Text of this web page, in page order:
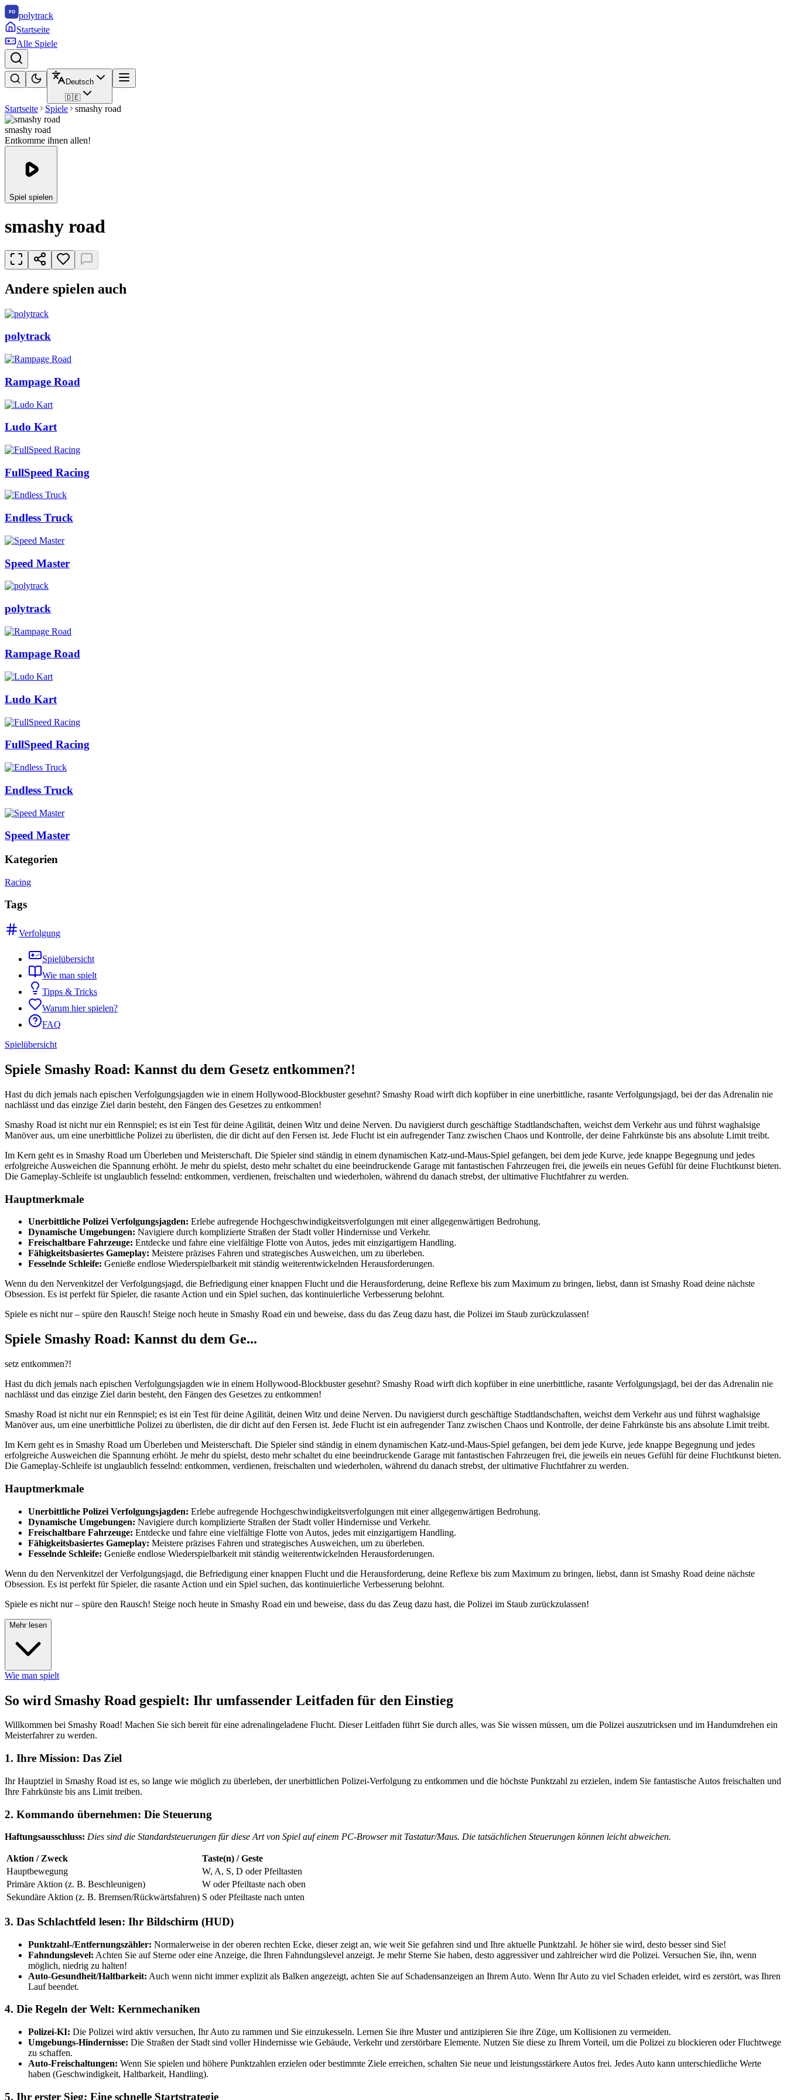
polytrack
Startseite
Alle Spiele
Deutsch
🇩🇪
Startseite Spiele smashy road
smashy road
Entkomme ihnen allen!
Spiel spielen
smashy road
Andere spielen auch
polytrack
Rampage Road
Ludo Kart
FullSpeed Racing
Endless Truck
Speed Master
polytrack
Rampage Road
Ludo Kart
FullSpeed Racing
Endless Truck
Speed Master
Kategorien
Racing
Tags
Verfolgung
Spielübersicht
Wie man spielt
Tipps & Tricks
Warum hier spielen?
FAQ
Spielübersicht
Spiele Smashy Road: Kannst du dem Gesetz entkommen?!
Hast du dich jemals nach epischen Verfolgungsjagden wie in einem Hollywood-Blockbuster gesehnt? Smashy Road wirft dich kopfüber in eine unerbittliche, rasante Verfolgungsjagd, bei der das Adrenalin nie
nachlässt und das einzige Ziel darin besteht, den Fängen des Gesetzes zu entkommen!
Smashy Road ist nicht nur ein Rennspiel; es ist ein Test für deine Agilität, deinen Witz und deine Nerven. Du navigierst durch geschäftige Stadtlandschaften, weichst dem Verkehr aus und führst waghalsige
Manöver aus, um eine unerbittliche Polizei zu überlisten, die dir dicht auf den Fersen ist. Jede Flucht ist ein aufregender Tanz zwischen Chaos und Kontrolle, der deine Fahrkünste bis ans absolute Limit treibt.
Im Kern geht es in Smashy Road um Überleben und Meisterschaft. Die Spieler sind ständig in einem dynamischen Katz-und-Maus-Spiel gefangen, bei dem jede Kurve, jede knappe Begegnung und jedes
erfolgreiche Ausweichen die Spannung erhöht. Je mehr du spielst, desto mehr schaltet du eine beeindruckende Garage mit fantastischen Fahrzeugen frei, die jeweils ein neues Gefühl für deine Fluchtkunst bieten.
Die Gameplay-Schleife ist unglaublich fesselnd: entkommen, verdienen, freischalten und wiederholen, während du danach strebst, der ultimative Fluchtfahrer zu werden.
Hauptmerkmale
Unerbittliche Polizei Verfolgungsjagden: Erlebe aufregende Hochgeschwindigkeitsverfolgungen mit einer allgegenwärtigen Bedrohung.
Dynamische Umgebungen: Navigiere durch komplizierte Straßen der Stadt voller Hindernisse und Verkehr.
Freischaltbare Fahrzeuge: Entdecke und fahre eine vielfältige Flotte von Autos, jedes mit einzigartigem Handling.
Fähigkeitsbasiertes Gameplay: Meistere präzises Fahren und strategisches Ausweichen, um zu überleben.
Fesselnde Schleife: Genieße endlose Wiederspielbarkeit mit ständig weiterentwickelnden Herausforderungen.
Wenn du den Nervenkitzel der Verfolgungsjagd, die Befriedigung einer knappen Flucht und die Herausforderung, deine Reflexe bis zum Maximum zu bringen, liebst, dann ist Smashy Road deine nächste
Obsession. Es ist perfekt für Spieler, die rasante Action und ein Spiel suchen, das kontinuierliche Verbesserung belohnt.
Spiele es nicht nur – spüre den Rausch! Steige noch heute in Smashy Road ein und beweise, dass du das Zeug dazu hast, die Polizei im Staub zurückzulassen!
Spiele Smashy Road: Kannst du dem Ge...
setz entkommen?!
Hast du dich jemals nach epischen Verfolgungsjagden wie in einem Hollywood-Blockbuster gesehnt? Smashy Road wirft dich kopfüber in eine unerbittliche, rasante Verfolgungsjagd, bei der das Adrenalin nie
nachlässt und das einzige Ziel darin besteht, den Fängen des Gesetzes zu entkommen!
Smashy Road ist nicht nur ein Rennspiel; es ist ein Test für deine Agilität, deinen Witz und deine Nerven. Du navigierst durch geschäftige Stadtlandschaften, weichst dem Verkehr aus und führst waghalsige
Manöver aus, um eine unerbittliche Polizei zu überlisten, die dir dicht auf den Fersen ist. Jede Flucht ist ein aufregender Tanz zwischen Chaos und Kontrolle, der deine Fahrkünste bis ans absolute Limit treibt.
Im Kern geht es in Smashy Road um Überleben und Meisterschaft. Die Spieler sind ständig in einem dynamischen Katz-und-Maus-Spiel gefangen, bei dem jede Kurve, jede knappe Begegnung und jedes
erfolgreiche Ausweichen die Spannung erhöht. Je mehr du spielst, desto mehr schaltet du eine beeindruckende Garage mit fantastischen Fahrzeugen frei, die jeweils ein neues Gefühl für deine Fluchtkunst bieten.
Die Gameplay-Schleife ist unglaublich fesselnd: entkommen, verdienen, freischalten und wiederholen, während du danach strebst, der ultimative Fluchtfahrer zu werden.
Hauptmerkmale
Unerbittliche Polizei Verfolgungsjagden: Erlebe aufregende Hochgeschwindigkeitsverfolgungen mit einer allgegenwärtigen Bedrohung.
Dynamische Umgebungen: Navigiere durch komplizierte Straßen der Stadt voller Hindernisse und Verkehr.
Freischaltbare Fahrzeuge: Entdecke und fahre eine vielfältige Flotte von Autos, jedes mit einzigartigem Handling.
Fähigkeitsbasiertes Gameplay: Meistere präzises Fahren und strategisches Ausweichen, um zu überleben.
Fesselnde Schleife: Genieße endlose Wiederspielbarkeit mit ständig weiterentwickelnden Herausforderungen.
Wenn du den Nervenkitzel der Verfolgungsjagd, die Befriedigung einer knappen Flucht und die Herausforderung, deine Reflexe bis zum Maximum zu bringen, liebst, dann ist Smashy Road deine nächste
Obsession. Es ist perfekt für Spieler, die rasante Action und ein Spiel suchen, das kontinuierliche Verbesserung belohnt.
Spiele es nicht nur – spüre den Rausch! Steige noch heute in Smashy Road ein und beweise, dass du das Zeug dazu hast, die Polizei im Staub zurückzulassen!
Mehr lesen
Wie man spielt
So wird Smashy Road gespielt: Ihr umfassender Leitfaden für den Einstieg
Willkommen bei Smashy Road! Machen Sie sich bereit für eine adrenalingeladene Flucht. Dieser Leitfaden führt Sie durch alles, was Sie wissen müssen, um die Polizei auszutricksen und im Handumdrehen ein
Meisterfahrer zu werden.
1. Ihre Mission: Das Ziel
Ihr Hauptziel in Smashy Road ist es, so lange wie möglich zu überleben, der unerbittlichen Polizei-Verfolgung zu entkommen und die höchste Punktzahl zu erzielen, indem Sie fantastische Autos freischalten und
Ihre Fahrkünste bis ans Limit treiben.
2. Kommando übernehmen: Die Steuerung
Haftungsausschluss: Dies sind die Standardsteuerungen für diese Art von Spiel auf einem PC-Browser mit Tastatur/Maus. Die tatsächlichen Steuerungen können leicht abweichen.
Aktion / Zweck
Taste(n) / Geste
Hauptbewegung
W, A, S, D oder Pfeiltasten
Primäre Aktion (z. B. Beschleunigen)
W oder Pfeiltaste nach oben
Sekundäre Aktion (z. B. Bremsen/Rückwärtsfahren) S oder Pfeiltaste nach unten
3. Das Schlachtfeld lesen: Ihr Bildschirm (HUD)
Punktzahl-/Entfernungszähler: Normalerweise in der oberen rechten Ecke, dieser zeigt an, wie weit Sie gefahren sind und Ihre aktuelle Punktzahl. Je höher sie wird, desto besser sind Sie!
Fahndungslevel: Achten Sie auf Sterne oder eine Anzeige, die Ihren Fahndungslevel anzeigt. Je mehr Sterne Sie haben, desto aggressiver und zahlreicher wird die Polizei. Versuchen Sie, ihn, wenn
möglich, niedrig zu halten!
Auto-Gesundheit/Haltbarkeit: Auch wenn nicht immer explizit als Balken angezeigt, achten Sie auf Schadensanzeigen an Ihrem Auto. Wenn Ihr Auto zu viel Schaden erleidet, wird es zerstört, was Ihren
Lauf beendet.
4. Die Regeln der Welt: Kernmechaniken
Polizei-KI: Die Polizei wird aktiv versuchen, Ihr Auto zu rammen und Sie einzukesseln. Lernen Sie ihre Muster und antizipieren Sie ihre Züge, um Kollisionen zu vermeiden.
Umgebungs-Hindernisse: Die Straßen der Stadt sind voller Hindernisse wie Gebäude, Verkehr und zerstörbare Elemente. Nutzen Sie diese zu Ihrem Vorteil, um die Polizei zu blockieren oder Fluchtwege
zu schaffen.
Auto-Freischaltungen: Wenn Sie spielen und höhere Punktzahlen erzielen oder bestimmte Ziele erreichen, schalten Sie neue und leistungsstärkere Autos frei. Jedes Auto kann unterschiedliche Werte
haben (Geschwindigkeit, Haltbarkeit, Handling).
5. Ihr erster Sieg: Eine schnelle Startstrategie